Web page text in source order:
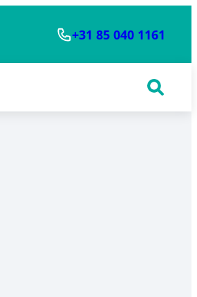
+31 85 040 1161